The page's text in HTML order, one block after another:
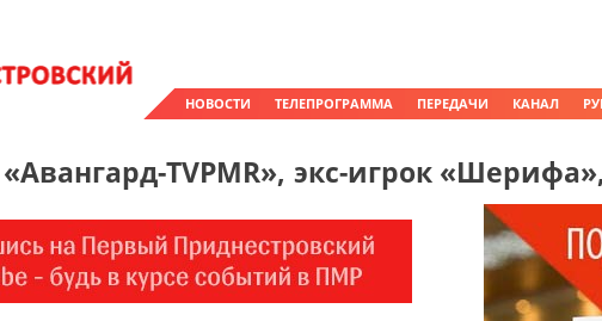
НОВОСТИ ТЕЛЕПРОГРАММА ПЕРЕДАЧИ КАНАЛ
TVPMR», экс-игрок